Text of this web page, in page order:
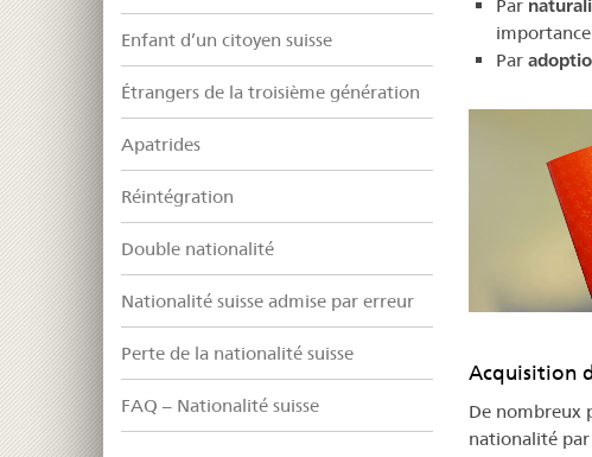
Enfant d’un citoyen suisse
Étrangers de la troisième génération
Apatrides
Réintégration
Double nationalité
Nationalité suisse admise par erreur
Perte de la nationalité suisse
FAQ – Nationalité suisse
Par
Par
Acquisition
De nombreux
nationalité par